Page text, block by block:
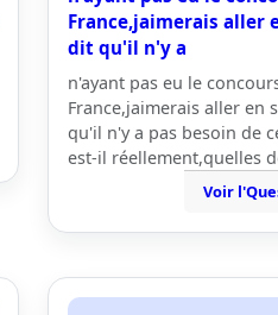
France,jaimerais aller
dit qu'il n'y a
n'ayant pas eu le
France,jaimerais aller en
qu'il n'y a pas besoin de
est-il réellement,quelles
Voir